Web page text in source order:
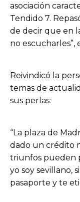
asociación
Tendido 7.
de decir que en
no escucharles”,
Reivindicó la
temas de
sus perlas:
“La plaza de
dado un crédito
triunfos pueden
yo soy sevillano,
pasaporte y te